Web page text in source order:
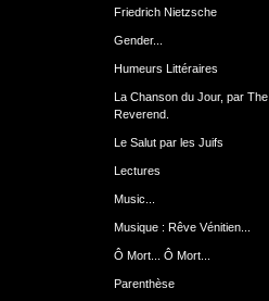
Friedrich Nietzsche
Gender...
Humeurs Littéraires
La Chanson du Jour, par The
Reverend.
Le Salut par les Juifs
Lectures
Music...
Musique : Rêve Vénitien...
Ô Mort... Ô Mort...
Parenthèse